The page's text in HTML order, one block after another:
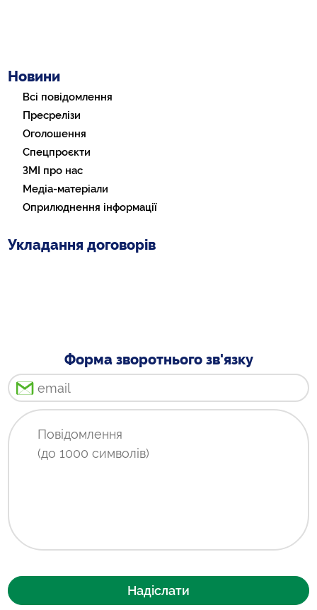
Новини
Всі повідомлення
Пресрелізи
Оголошення
Спецпроєкти
ЗМІ про нас
Медіа-матеріали
Оприлюднення інформації
Укладання договорів
Форма зворотнього зв'язку